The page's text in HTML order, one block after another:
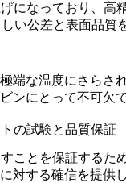
になっており、高
い公差と表面品質
端な温度にさらさ
ンにとって不可欠
の試験と品質保証
ことを保証するた
対する確信を提供し